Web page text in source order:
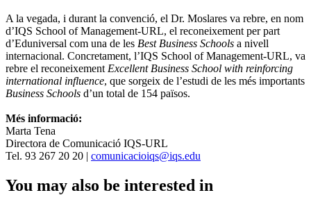
A la vegada, i durant la convenció, el Dr. Moslares va rebre, en nom
d’IQS School of Management-URL, el reconeixement per part
d’Eduniversal com una de les Best Business Schools a nivell
internacional. Concretament, l’IQS School of Management-URL, va
rebre el reconeixement Excellent Business School with reinforcing
international influence, que sorgeix de l’estudi de les més importants
Business Schools d’un total de 154 països.
Més informació:
Marta Tena
Directora de Comunicació IQS-URL
Tel. 93 267 20 20 | comunicacioiqs@iqs.edu
You may also be interested in